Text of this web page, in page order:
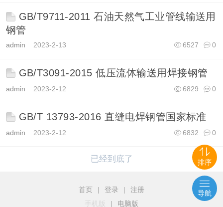
GB/T9711-2011 石油天然气工业管线输送用
钢管
admin 2023-2-13 0
6527
GB/T3091-2015 低压流体输送用焊接钢管
admin 2023-2-12 0
6829
GB/T 13793-2016 直缝电焊钢管国家标准
admin 2023-2-12 0
6832
已经到底了
首页 | 登录 |
注册
手机版
| 电脑版
排序
导航